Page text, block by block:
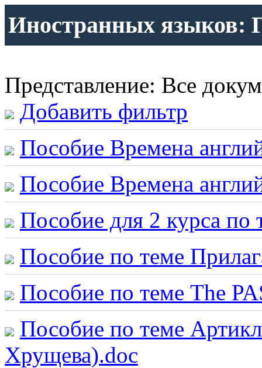
Иностранных языков:
Представление: Все
Добавить фильтр
Пособие Времена
Пособие Времена
Пособие для 2 курса по
Пособие по теме
Пособие по теме The
Пособие по теме
Хрущева).doc